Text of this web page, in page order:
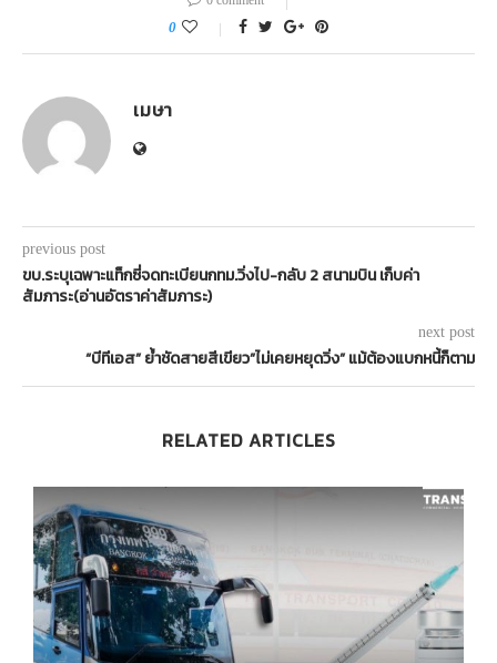
0
เมษา
previous post
ขบ.ระบุเฉพาะแท็กซี่จดทะเบียนกทม.วิ่งไป-กลับ 2 สนามบิน เก็บค่า
สัมภาระ(อ่านอัตราค่าสัมภาระ)
next post
“บีทีเอส” ย้ำชัดสายสีเขียว”ไม่เคยหยุดวิ่ง” แม้ต้องแบกหนี้ก็ตาม
RELATED ARTICLES